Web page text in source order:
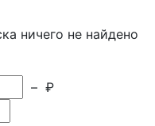
ничего не найдено
– ₽